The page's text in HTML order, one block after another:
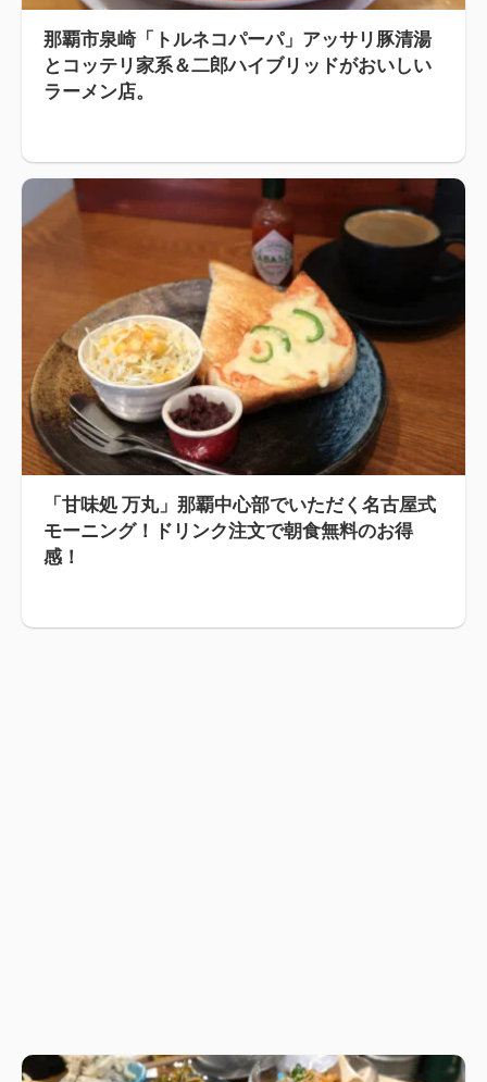
那覇市泉崎「トルネコパーパ」アッサリ豚清湯
とコッテリ家系＆二郎ハイブリッドがおいしい
ラーメン店。
「甘味処 万丸」那覇中心部でいただく名古屋式
モーニング！ドリンク注文で朝食無料のお得
感！